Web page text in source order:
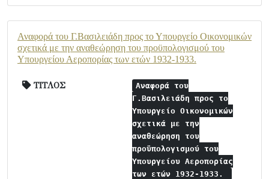
Αναφορά του Γ.Βασιλειάδη προς το Υπουργείο Οικονομικών
σχετικά με την αναθεώρηση του προϋπολογισμού του
Υπουργείου Αεροπορίας των ετών 1932-1933.
ΤΙΤΛΟΣ
Αναφορά του
Γ.Βασιλειάδη προς το
Υπουργείο Οικονομικών
σχετικά με την
αναθεώρηση του
προϋπολογισμού του
Υπουργείου Αεροπορίας
των ετών 1932-1933.